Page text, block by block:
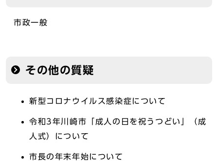
市政一般
その他の質疑
新型コロナウイルス感染症について
令和3年川崎市「成人の日を祝うつどい」（成
人式）について
市長の年末年始について